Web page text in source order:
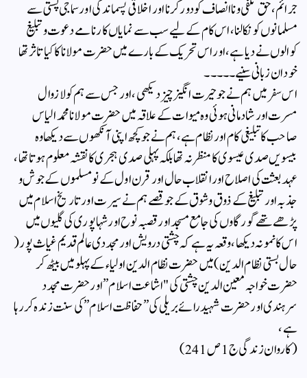
جرائم ،حق تلفی و ناانصاف کو دور کرنا اور اخلاقی پسماندگی اور سماجی پستی سے
مسلمانوں کو نکالنا، اس کام کے لیے سب سے نمایاں کارنامے دعوت وتبلیغ
کوالوں نے دیا ہے ،اور اس تحریک کے بارے میں حضرت مولانا کا کیا تاثر تھا
خود ان زبانی سنیے۔۔۔۔۔
اس سفر میں ہم نے جو حیرت انگیز چیز دیکھی ،اور جس سے ہم کو لازوال
مسرت اور شادمانی ہوئی وہ میوات کے علاقہ میں حضرت مولانا محمد الیاس
صاحب کا تبلیغی کام اور نظام ہے، ہم نے جو کچھ اپنی آنکھوں سے دیکھا وہ
بیسویں صدی عیسوی کا منظر نہ تھا بلکہ پہلی صدی ہجری کا نقشہ معلوم ہوتا تھا،
عہد بعثت کی اصلاح اور انقلاب حال اور قرن اول کے نو مسلموں کے جوش و
جذبہ اور تبلیغ کے ذوق وشوق کے جو قصے ہم نے سیرت اور تاریخ اسلام میں
پڑھے تھے گورگاوں کی جامع مسجد اور قصبہ نوح اور شہاپوری کی گلیوں میں
اس کا نمونہ دیکھا ، وقعہ یہ ہے کہ چشتی درویش اور مجددی عالم قدیم غیاث پور (
حال بستی نظام الدین) میں حضرت نظام الدین اولیاء کے پہلو میں بیٹھ کر
حضرت خواجہ معین الدین چشتی کی "اشاعت اسلام” اور حضرت مجدد
سرہندی اور حضرت شہید رائے بریلی کی ” حفاظت اسلام” کی سنت زندہ کررہا
ہے ،
( کاروان زندگی ج 1 ص 241)